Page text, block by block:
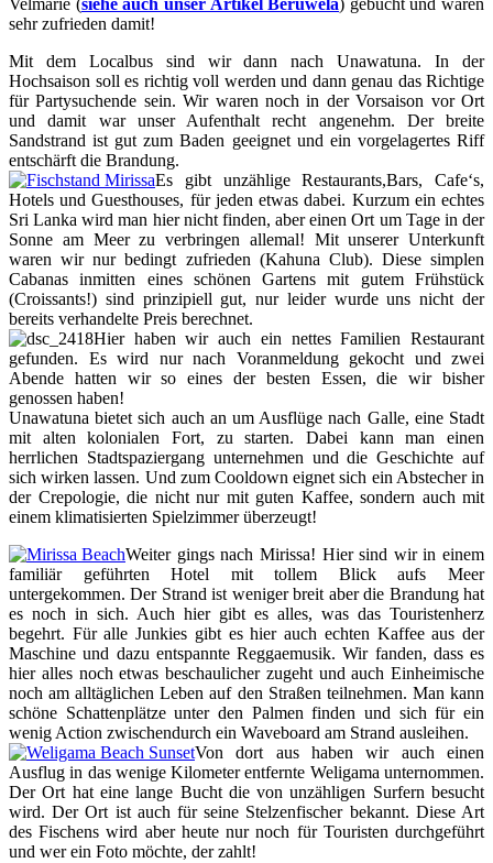
Velmarie (siehe auch unser Artikel Beruwela) gebucht und waren
sehr zufrieden damit!
Mit dem Localbus sind wir dann nach Unawatuna. In der
Hochsaison soll es richtig voll werden und dann genau das Richtige
für Partysuchende sein. Wir waren noch in der Vorsaison vor Ort
und damit war unser Aufenthalt recht angenehm. Der breite
Sandstrand ist gut zum Baden geeignet und ein vorgelagertes Riff
entschärft die Brandung.
Es gibt unzählige Restaurants,Bars, Cafe‘s,
Hotels und Guesthouses, für jeden etwas dabei. Kurzum ein echtes
Sri Lanka wird man hier nicht finden, aber einen Ort um Tage in der
Sonne am Meer zu verbringen allemal! Mit unserer Unterkunft
waren wir nur bedingt zufrieden (Kahuna Club). Diese simplen
Cabanas inmitten eines schönen Gartens mit gutem Frühstück
(Croissants!) sind prinzipiell gut, nur leider wurde uns nicht der
bereits verhandelte Preis berechnet.
Hier haben wir auch ein nettes Familien Restaurant
gefunden. Es wird nur nach Voranmeldung gekocht und zwei
Abende hatten wir so eines der besten Essen, die wir bisher
genossen haben!
Unawatuna bietet sich auch an um Ausflüge nach Galle, eine Stadt
mit alten kolonialen Fort, zu starten. Dabei kann man einen
herrlichen Stadtspaziergang unternehmen und die Geschichte auf
sich wirken lassen. Und zum Cooldown eignet sich ein Abstecher in
der Crepologie, die nicht nur mit guten Kaffee, sondern auch mit
einem klimatisierten Spielzimmer überzeugt!
Weiter gings nach Mirissa! Hier sind wir in einem
familiär geführten Hotel mit tollem Blick aufs Meer
untergekommen. Der Strand ist weniger breit aber die Brandung hat
es noch in sich. Auch hier gibt es alles, was das Touristenherz
begehrt. Für alle Junkies gibt es hier auch echten Kaffee aus der
Maschine und dazu entspannte Reggaemusik. Wir fanden, dass es
hier alles noch etwas beschaulicher zugeht und auch Einheimische
noch am alltäglichen Leben auf den Straßen teilnehmen. Man kann
schöne Schattenplätze unter den Palmen finden und sich für ein
wenig Action zwischendurch ein Waveboard am Strand ausleihen.
Von dort aus haben wir auch einen
Ausflug in das wenige Kilometer entfernte Weligama unternommen.
Der Ort hat eine lange Bucht die von unzähligen Surfern besucht
wird. Der Ort ist auch für seine Stelzenfischer bekannt. Diese Art
des Fischens wird aber heute nur noch für Touristen durchgeführt
und wer ein Foto möchte, der zahlt!